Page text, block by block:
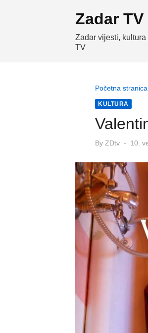
Zadar TV
Zadar vijesti, kultura
TV
Početna stranica
KULTURA
By ZDtv 10.